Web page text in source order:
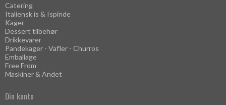
Catering
Italiensk is & Ispinde
Kager
Dessert tilbehør
Drikkevarer
Pandekager - Vafler - Churros
Emballage
Free From
Maskiner & Andet
Din konto